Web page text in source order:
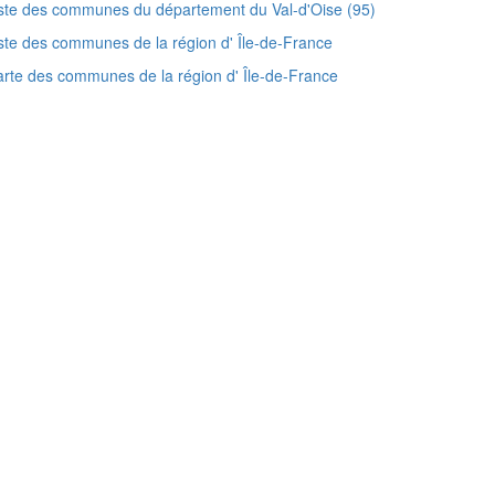
des communes du département du Val-d'Oise (95)
des communes de la région d' Île-de-France
des communes de la région d' Île-de-France